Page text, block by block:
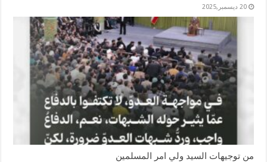
20 ديسمبر,2025
من توجيهات السيد ولي امر المسلمين